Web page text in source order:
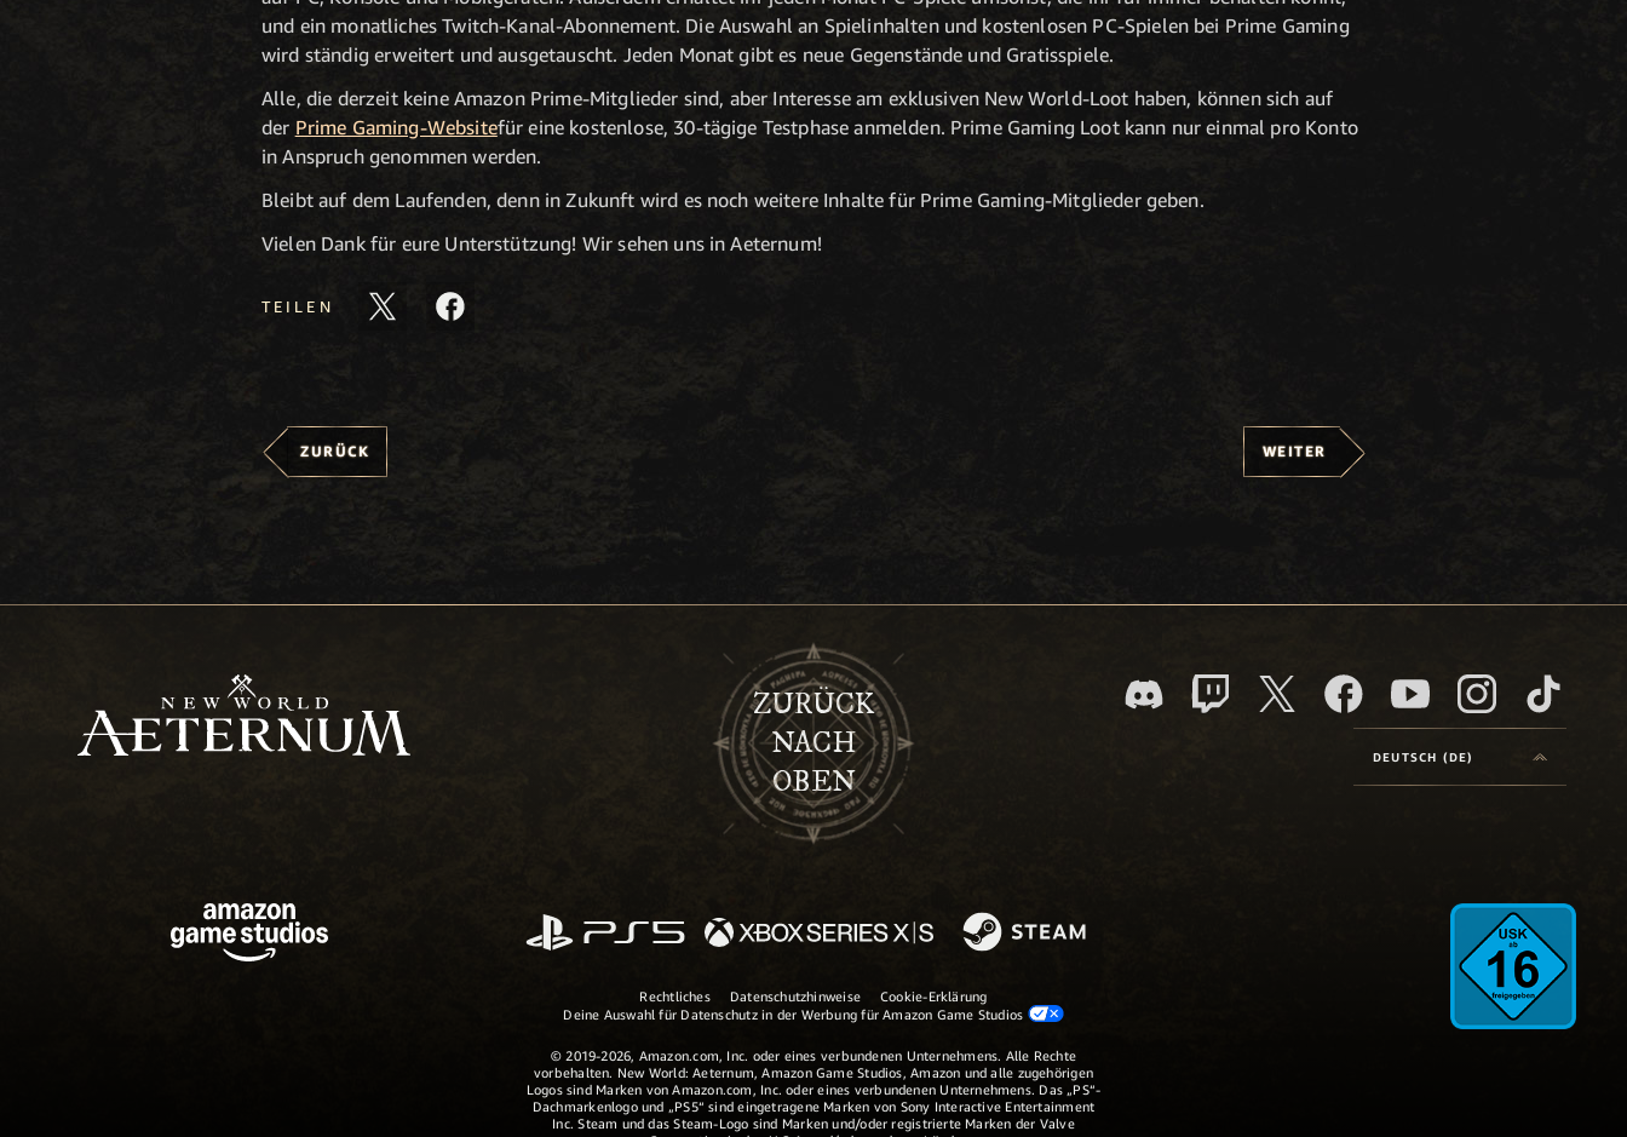
und ein monatliches Twitch-Kanal-Abonnement. Die Auswahl an Spielinhalten und kostenlosen PC-Spielen bei Prime Gaming
wird ständig erweitert und ausgetauscht. Jeden Monat gibt es neue Gegenstände und Gratisspiele.
Alle, die derzeit keine Amazon Prime-Mitglieder sind, aber Interesse am exklusiven New World-Loot haben, können sich auf
der Prime Gaming-Websitefür eine kostenlose, 30-tägige Testphase anmelden. Prime Gaming Loot kann nur einmal pro Konto
in Anspruch genommen werden.
Bleibt auf dem Laufenden, denn in Zukunft wird es noch weitere Inhalte für Prime Gaming-Mitglieder geben.
Vielen Dank für eure Unterstützung! Wir sehen uns in Aeternum!
TEILEN
ZURÜCK WEITER
ZURÜCK
NACH
OBEN
DEUTSCH (DE)
Rechtliches Datenschutzhinweise
Cookie-Erklärung
Deine Auswahl für Datenschutz in der Werbung für Amazon Game Studios
© 2019-2026, Amazon.com, Inc. oder eines verbundenen Unternehmens. Alle Rechte
vorbehalten. New World: Aeternum, Amazon Game Studios, Amazon und alle zugehörigen
Logos sind Marken von Amazon.com, Inc. oder eines verbundenen Unternehmens. Das „PS“-
Dachmarkenlogo und „PS5“ sind eingetragene Marken von Sony Interactive Entertainment
Inc. Steam und das Steam-Logo sind Marken und/oder registrierte Marken der Valve